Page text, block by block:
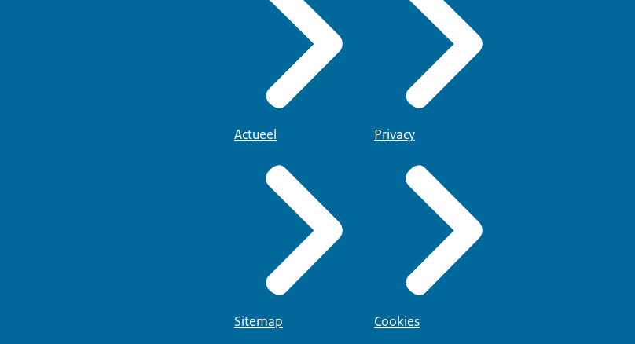
Actueel
Sitemap
Privacy
Cookies